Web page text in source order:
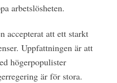
arbetslösheten.
accepterat att ett starkt
Uppfattningen är att
högerpopulister
är för stora.